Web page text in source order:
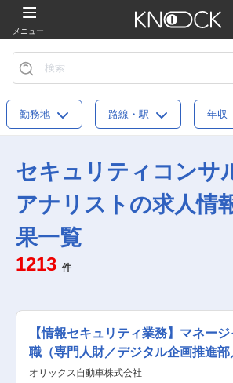
メニュー
勤務地 路線・駅 年収
セキュリティコンサ
アナリストの求人情
果一覧
1213 件
【情報セキュリティ業務】マネー
職（専門人財／デジタル企画推進部
ティ）
オリックス自動車株式会社